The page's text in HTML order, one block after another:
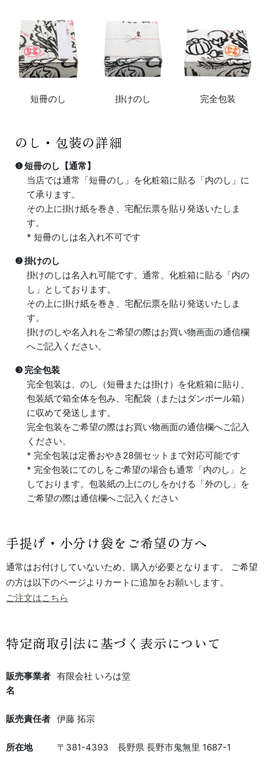
短冊のし 掛けのし 完全包装
のし・包装の詳細
❶ 短冊のし【通常】
当店では通常「短冊のし」を化粧箱に貼る「内のし」に
て承ります。
その上に掛け紙を巻き、宅配伝票を貼り発送いたしま
す。
* 短冊のしは名入れ不可です
❷ 掛けのし
掛けのしは名入れ可能です。通常、化粧箱に貼る「内の
し」としております。
その上に掛け紙を巻き、宅配伝票を貼り発送いたしま
す。
掛けのしや名入れをご希望の際はお買い物画面の通信欄
へご記入ください。
❸ 完全包装
完全包装は、のし（短冊または掛け）を化粧箱に貼り、
包装紙で箱全体を包み、宅配袋（またはダンボール箱）
に収めて発送します。
完全包装をご希望の際はお買い物画面の通信欄へご記入
ください。
* 完全包装は定番おやき28個セットまで対応可能です
* 完全包装にてのしをご希望の場合も通常「内のし」と
しております。包装紙の上にのしをかける「外のし」を
ご希望の際は通信欄へご記入ください
手提げ・小分け袋をご希望の方へ
通常はお付けしていないため、購入が必要となります。 ご希望
の方は以下のページよりカートに追加をお願いします。
ご注文はこちら
特定商取引法に基づく表示について
販売事業者
名
有限会社 いろは堂
販売責任者 伊藤 拓宗
所在地 〒381-4393 長野県 長野市鬼無里 1687-1